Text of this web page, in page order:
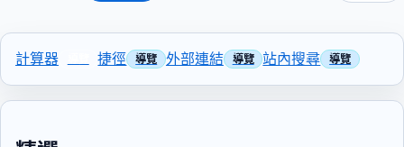
計算器 捷徑 外部連結 站內搜尋